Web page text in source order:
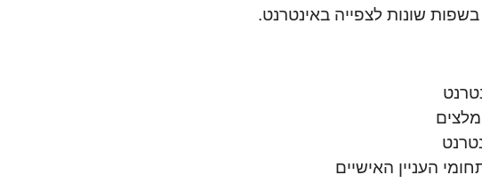
שונות לצפייה באינטרנט.
העניין האישיים